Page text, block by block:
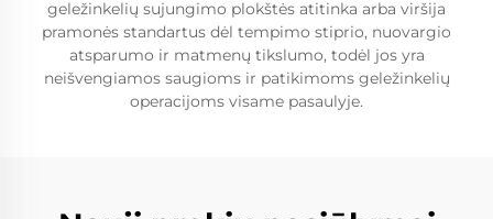
geležinkelių sujungimo plokštės atitinka arba viršija
pramonės standartus dėl tempimo stiprio, nuovargio
atsparumo ir matmenų tikslumo, todėl jos yra
neišvengiamos saugioms ir patikimoms geležinkelių
operacijoms visame pasaulyje.